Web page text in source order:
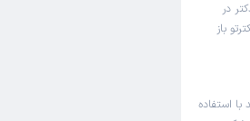
در
باز
استفاده